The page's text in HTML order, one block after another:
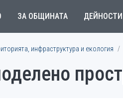
ЗА ОБЩИНАТА
инфраструктура и екология